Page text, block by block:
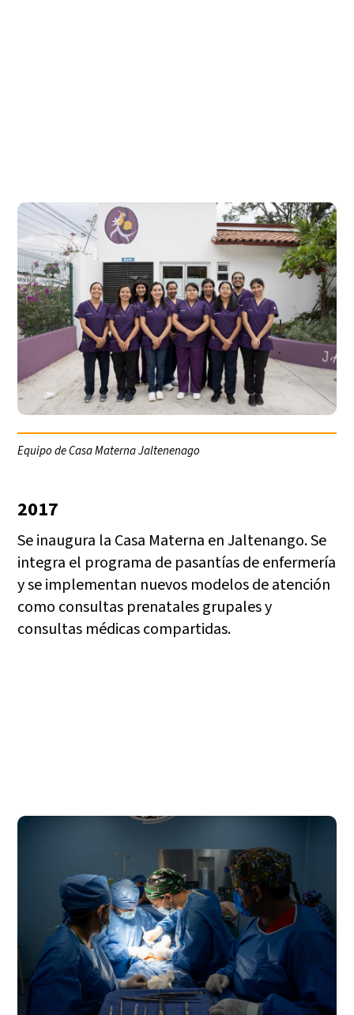
Equipo de Casa Materna Jaltenenago
2017
Se inaugura la Casa Materna en Jaltenango. Se
integra el programa de pasantías de enfermería
y se implementan nuevos modelos de atención
como consultas prenatales grupales y
consultas médicas compartidas.